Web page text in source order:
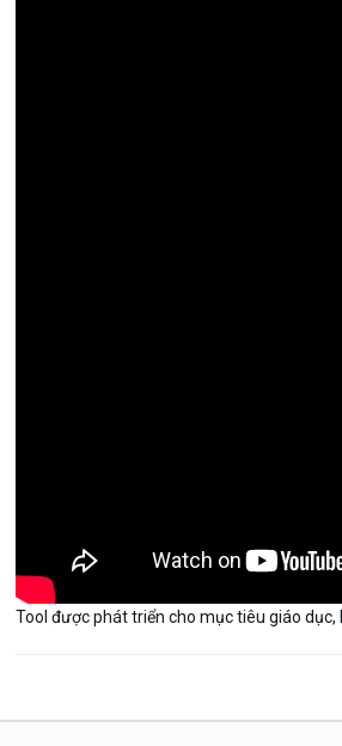
Tool được phát triển cho mục tiêu giáo